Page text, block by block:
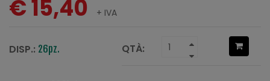
€ 15,40 + IVA
DISP.: 26pz. QTÀ: